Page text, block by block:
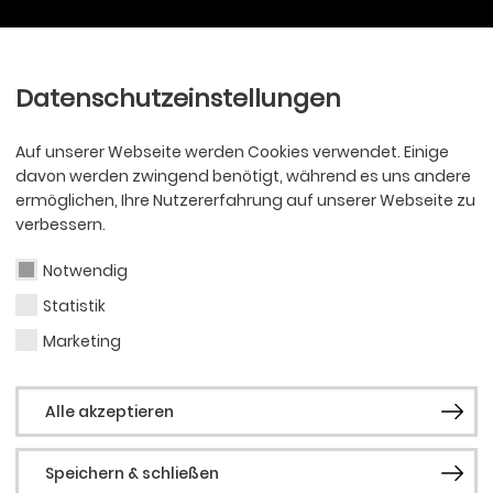
Datenschutzeinstellungen
Auf unserer Webseite werden Cookies verwendet. Einige
davon werden zwingend benötigt, während es uns andere
ermöglichen, Ihre Nutzererfahrung auf unserer Webseite zu
verbessern.
Notwendig
Statistik
Marketing
Alle akzeptieren
Speichern & schließen
Märchen von Martin Raabe-Olsen • Mit